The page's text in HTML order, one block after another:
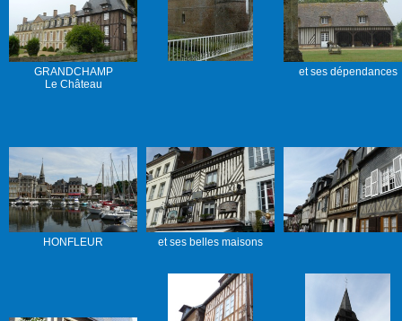
GRANDCHAMP
Le Château
et ses dépendances
HONFLEUR et ses belles maisons